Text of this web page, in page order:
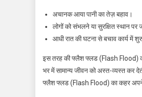
अचानक आया पानी का तेज़ बहाव।
लोगों को संभलने या सुरक्षित स्थान पर
आधी रात की घटना से बचाव कार्य में
इस तरह की फ्लैश फ्लड (Flash Flood)
भर में सामान्य जीवन को अस्त-व्यस्त कर
फ्लैश फ्लड (Flash Flood) का कहर